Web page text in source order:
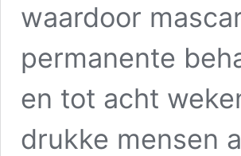
waardoor
permanente
en tot acht
drukke mensen